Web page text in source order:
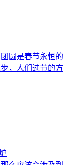
圆是春节永恒的
，人们过节的方